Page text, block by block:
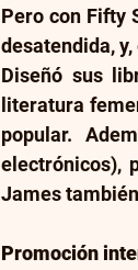
Pero con Fifty
desatendida,
Diseñó sus
literatura
popular.
electrónicos),
James
Promoción